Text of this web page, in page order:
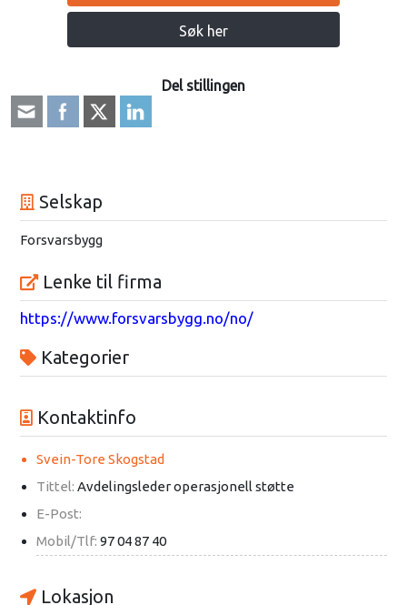
Søk her
Del stillingen
Selskap
Forsvarsbygg
Lenke til firma
https://www.forsvarsbygg.no/no/
Kategorier
Kontaktinfo
Svein-Tore Skogstad
Tittel: Avdelingsleder operasjonell støtte
E-Post:
Mobil/Tlf: 97 04 87 40
Lokasjon